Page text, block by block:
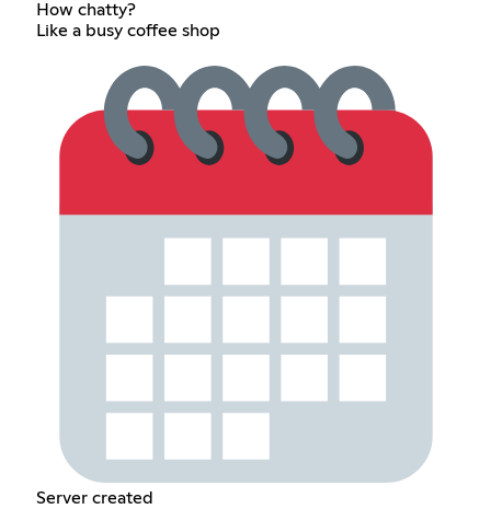
How chatty?
Like a busy coffee shop
Server created